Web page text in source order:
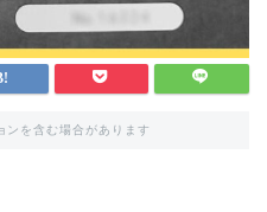
ンを含む場合があります